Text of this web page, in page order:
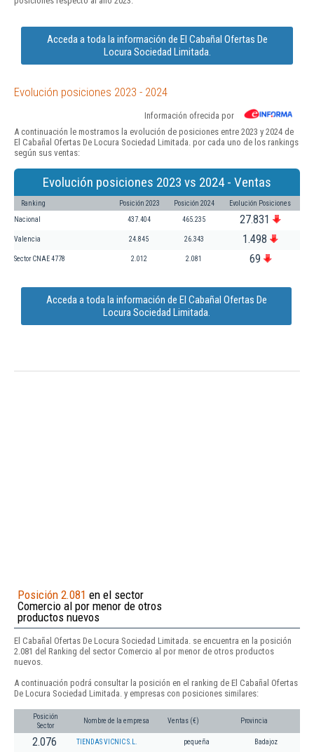
Acceda a toda la información de El Cabañal Ofertas De
Locura Sociedad Limitada.
Evolución posiciones 2023 - 2024
Información ofrecida por
A continuación le mostramos la evolución de posiciones entre 2023 y 2024 de
El Cabañal Ofertas De Locura Sociedad Limitada. por cada uno de los rankings
según sus ventas:
Evolución posiciones 2023 vs 2024 - Ventas
Ranking Posición 2023 Posición 2024 Evolución Posiciones
Nacional 437.404 465.235 27.831
Valencia 24.845 26.343 1.498
Sector CNAE 4778 2.012 2.081 69
Acceda a toda la información de El Cabañal Ofertas De
Locura Sociedad Limitada.
Posición 2.081 en el sector
Comercio al por menor de otros
productos nuevos
El Cabañal Ofertas De Locura Sociedad Limitada. se encuentra en la posición
2.081 del Ranking del sector Comercio al por menor de otros productos
nuevos.
A continuación podrá consultar la posición en el ranking de El Cabañal Ofertas
De Locura Sociedad Limitada. y empresas con posiciones similares:
Posición
Sector
Nombre de la empresa Ventas (€) Provincia
2.076 TIENDAS VICNIC S.L. pequeña Badajoz